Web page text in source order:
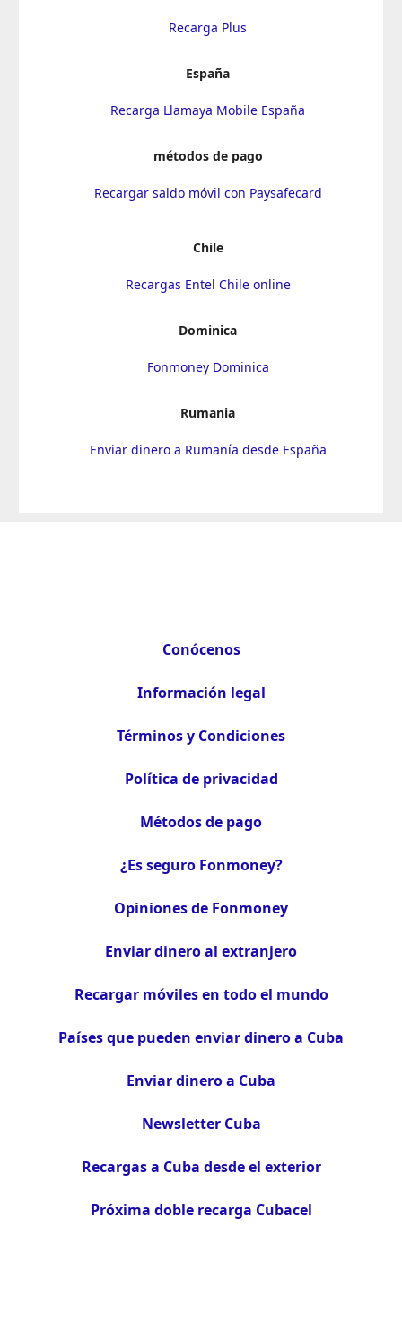
Recarga Plus
España
Recarga Llamaya Mobile España
métodos de pago
Recargar saldo móvil con Paysafecard
Chile
Recargas Entel Chile online
Dominica
Fonmoney Dominica
Rumania
Enviar dinero a Rumanía desde España
Conócenos
Información legal
Términos y Condiciones
Política de privacidad
Métodos de pago
¿Es seguro Fonmoney?
Opiniones de Fonmoney
Enviar dinero al extranjero
Recargar móviles en todo el mundo
Países que pueden enviar dinero a Cuba
Enviar dinero a Cuba
Newsletter Cuba
Recargas a Cuba desde el exterior
Próxima doble recarga Cubacel